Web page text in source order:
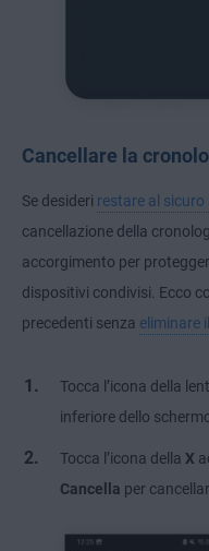
Cancellare la
Se desideri restare al
cancellazione della
accorgimento per
dispositivi condivisi. Ecco
precedenti senza eliminare
Tocca l’icona della
inferiore dello
Tocca l’icona della X
Cancella per